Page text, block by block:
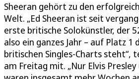
Sheeran gehört zu den
Welt. „Ed Sheeran ist seit
erste britische Solokünstler, der
also ein ganzes Jahr – auf Platz 1
britischen Singles-Charts steht“,
am Freitag mit. „Nur Elvis